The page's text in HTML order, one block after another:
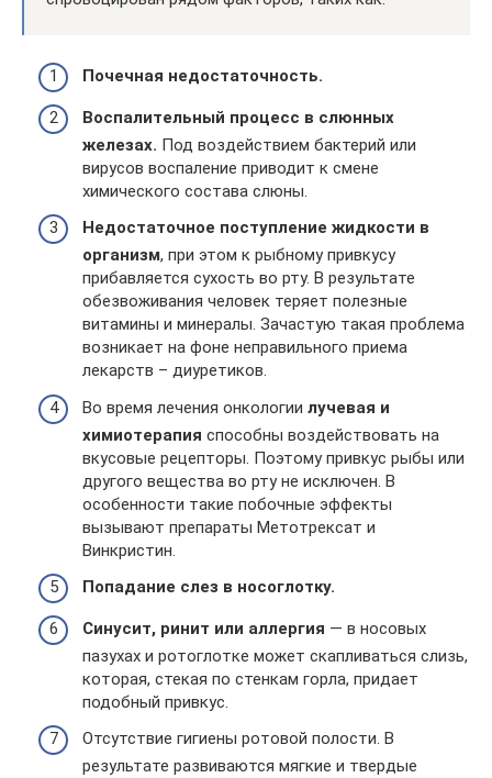
Почечная недостаточность.
Воспалительный процесс в слюнных
железах. Под воздействием бактерий или
вирусов воспаление приводит к смене
химического состава слюны.
Недостаточное поступление жидкости в
организм, при этом к рыбному привкусу
прибавляется сухость во рту. В результате
обезвоживания человек теряет полезные
витамины и минералы. Зачастую такая проблема
возникает на фоне неправильного приема
лекарств – диуретиков.
Во время лечения онкологии лучевая и
химиотерапия способны воздействовать на
вкусовые рецепторы. Поэтому привкус рыбы или
другого вещества во рту не исключен. В
особенности такие побочные эффекты
вызывают препараты Метотрексат и
Винкристин.
Попадание слез в носоглотку.
Синусит, ринит или аллергия — в носовых
пазухах и ротоглотке может скапливаться слизь,
которая, стекая по стенкам горла, придает
подобный привкус.
Отсутствие гигиены ротовой полости. В
результате развиваются мягкие и твердые